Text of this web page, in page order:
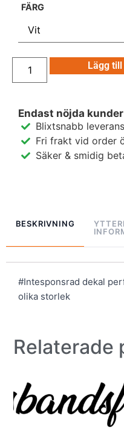
FÄRG
Lägg
Endast nöjda
Blixtsnabb
Fri frakt vid order
Säker & smidig
BESKRIVNING
#Intesponsrad dekal
olika storlek
Relaterade